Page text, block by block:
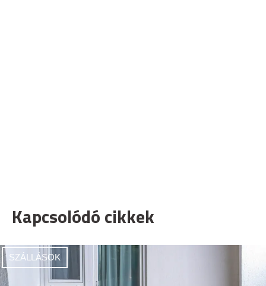
Kapcsolódó cikkek
SZÁLLÁSOK